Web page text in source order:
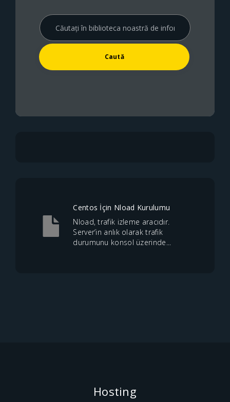
Centos İçin Nload Kurulumu
Nload, trafik izleme aracıdır.
Server’in anlık olarak trafik
durumunu konsol üzerinde...
Hosting